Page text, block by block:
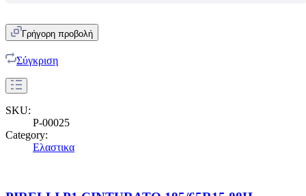
Γρήγορη προβολή
Σύγκριση
SKU:
P-00025
Category:
Ελαστικα